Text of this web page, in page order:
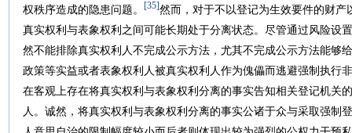
权秩序造成的隐患问题。 [35] 然而，对于不以登记为生效要件的财
真实权利与表象权利之间可能长期处于分离状态。尽管通过风险设
然不能排除真实权利人不完成公示方法，尤其不完成公示方法能够
政策等实益或者表象权利人被真实权利人作为傀儡而逃避强制执行
在客观上存在将真实权利与表象权利分离的事实告知相关登记机关
人。诚然，将真实权利与表象权利分离的事实公诸于众与采取强制